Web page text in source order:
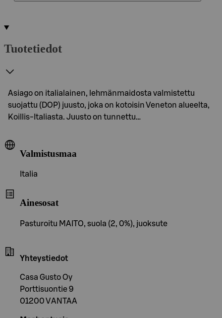
Tuotetiedot
Asiago on italialainen, lehmänmaidosta valmistettu
suojattu (DOP) juusto, joka on kotoisin Veneton alueelta,
Koillis-Italiasta. Juusto on tunnettu…
Valmistusmaa
Italia
Ainesosat
Pasturoitu MAITO, suola (2, 0%), juoksute
Yhteystiedot
Casa Gusto Oy
Porttisuontie 9
01200 VANTAA